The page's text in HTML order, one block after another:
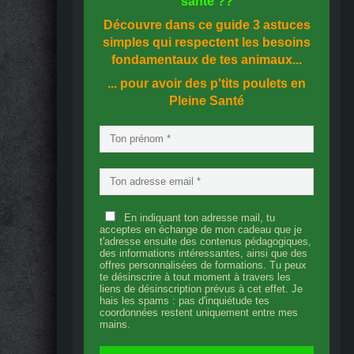
Découvre dans ce guide 3 astuces
simples qui respectent les besoins
fondamentaux de tes animaux...
... pour avoir des p'tits poulets en
Pleine Santé
En indiquant ton adresse mail, tu
acceptes en échange de mon cadeau que je
t'adresse ensuite des contenus pédagogiques,
des informations intéressantes, ainsi que des
offres personnalisées de formations. Tu peux
te désinscrire à tout moment à travers les
liens de désinscription prévus à cet effet. Je
hais les spams : pas d'inquiétude tes
coordonnées restent uniquement entre mes
mains.